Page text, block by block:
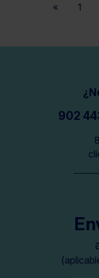
« 1
902